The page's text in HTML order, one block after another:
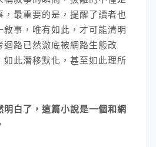
，最重要的是，提醒了讀者也
事，唯有如此，才可能清明
迴路已然澈底被網路生態改
如此潛移默化，甚至如此理所
白了，這篇小說是一個和網